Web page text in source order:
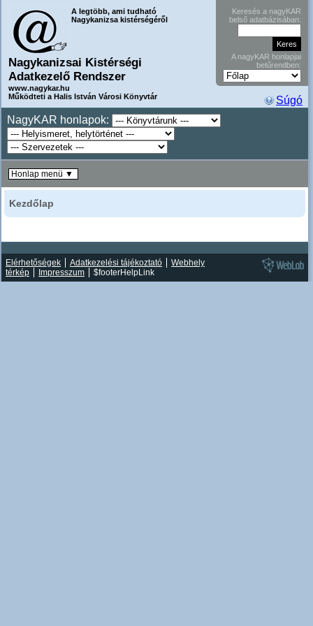
A legtöbb, ami tudható
Nagykanizsa kistérségéről
Nagykanizsai Kistérségi
Adatkezelő Rendszer
www.nagykar.hu
Működteti a Halis István Városi Könyvtár
Keresés a nagyKAR
belső adatbázisában:
A nagyKAR honlapjai
betűrendben:
Súgó
NagyKAR honlapok:
Kezdőlap
Honlap menü ▼
Elérhetőségek Adatkezelési tájékoztató
Webhely
térkép
Impresszum $footerHelpLink